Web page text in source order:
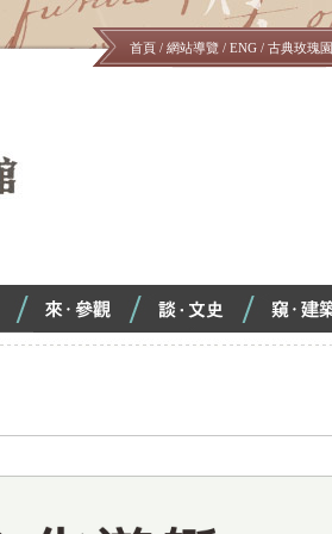
首頁 / 網站導覽 / ENG / 古典玫瑰園
來．
參
觀
談．
文
化
窺．
建
築